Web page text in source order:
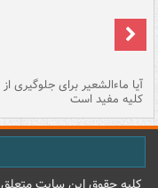
آیا ماءالشعیر برای جلوگیری
کلیه مفید است